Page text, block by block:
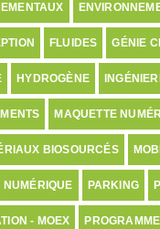
FLUIDES GÉNIE
HYDROGÈNE
MAQUETTE
BIOSOURCÉS
NUMÉRIQUE PARKING
- MOEX